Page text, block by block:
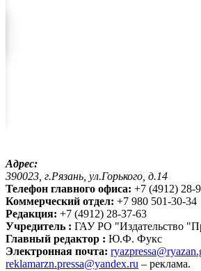
Адрес:
390023, г.Рязань, ул.Горького, д.14
Телефон главного офиса: +7 (4912) 28-
Коммерческий отдел: +7 980 501-30-34
Редакция: +7 (4912) 28-37-63
Учредитель : ГАУ РО "Издательство
Главный редактор : Ю.Ф. Фукс
Электронная почта:
reklamarzn.pressa@yandex.ru – реклама.